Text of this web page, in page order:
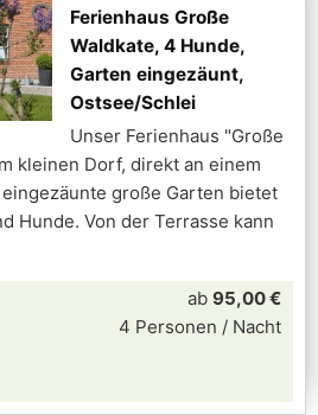
Ferienhaus Große
Waldkate, 4 Hunde,
Garten eingezäunt,
Ostsee/Schlei
Unser Ferienhaus "Große
kleinen Dorf, direkt an einem
große Garten bietet
Hunde. Von der Terrasse kann
ab 95,00 €
4 Personen / Nacht